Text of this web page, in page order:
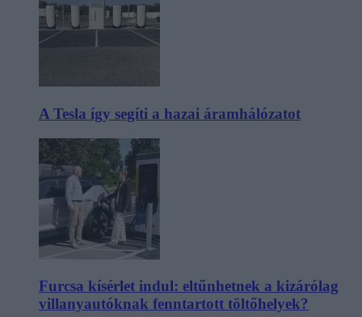
A Tesla így segíti a hazai áramhálózatot
Furcsa kísérlet indul: eltűnhetnek a kizárólag
villanyautóknak fenntartott töltőhelyek?